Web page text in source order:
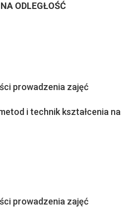
ODLEGŁOŚĆ
prowadzenia zajęć
i technik kształcenia na
prowadzenia zajęć